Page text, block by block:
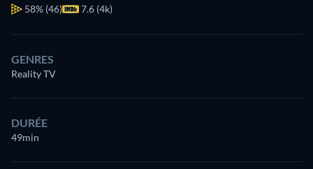
58% (46) 7.6 (4k)
GENRES
Reality TV
DURÉE
49min